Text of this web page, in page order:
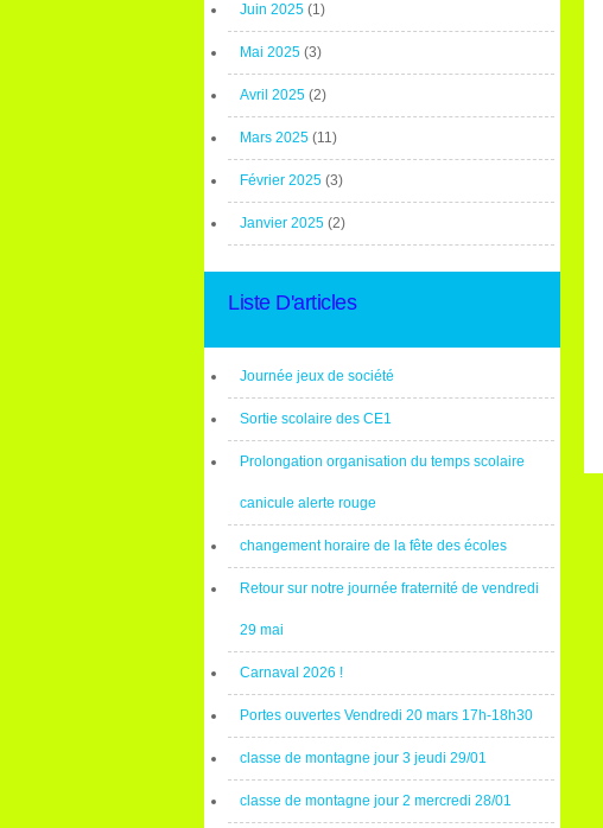
Juin 2025 (1)
Mai 2025 (3)
Avril 2025 (2)
Mars 2025 (11)
Février 2025 (3)
Janvier 2025 (2)
Liste D'articles
Journée jeux de société
Sortie scolaire des CE1
Prolongation organisation du temps scolaire
canicule alerte rouge
changement horaire de la fête des écoles
Retour sur notre journée fraternité de vendredi
29 mai
Carnaval 2026 !
Portes ouvertes Vendredi 20 mars 17h-18h30
classe de montagne jour 3 jeudi 29/01
classe de montagne jour 2 mercredi 28/01